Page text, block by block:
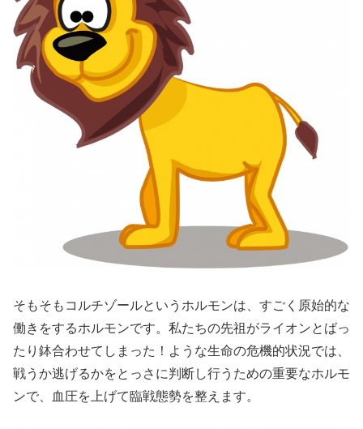
そもそもコルチゾールというホルモンは、すごく原始的な
働きをするホルモンです。私たちの先祖がライオンとばっ
たり鉢合わせてしまった！ような生命の危機的状況では、
戦うか逃げるかをとっさに判断し行うための重要なホルモ
ンで、血圧を上げて臨戦態勢を整えます。